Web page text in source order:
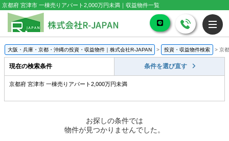
京都府 宮津市 一棟売りアパート2,000万円未満｜収益物件一覧
大阪・兵庫・京都・沖縄の投資・収益物件｜株式会社R-JAPAN > 投資・収益物件検索 > 京
現在の検索条件 条件を選び直す
京都府 宮津市 一棟売りアパート2,000万円未満
お探しの条件では
物件が見つかりませんでした。